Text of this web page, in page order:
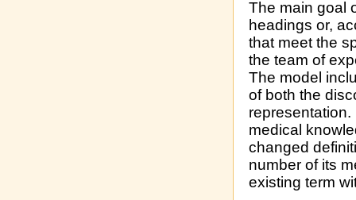
The main goal
headings or,
that meet the
the team of
The model
of both the
medical
changed
number of its
existing term